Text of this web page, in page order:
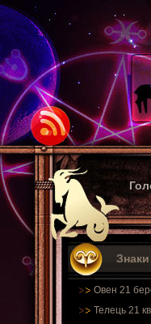
Знаки
Овен 21
Телець 21